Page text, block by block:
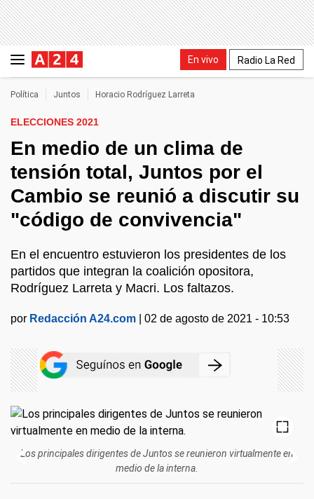
En vivo Radio La Red
Política Juntos Horacio Rodríguez Larreta
ELECCIONES 2021
En medio de un clima de
tensión total, Juntos por el
Cambio se reunió a discutir su
"código de convivencia"
En el encuentro estuvieron los presidentes de los
partidos que integran la coalición opositora,
Rodríguez Larreta y Macri. Los faltazos.
por Redacción A24.com 02 de agosto de 2021 - 10:53
Los principales dirigentes de Juntos se reunieron virtualmente en
medio de la interna.